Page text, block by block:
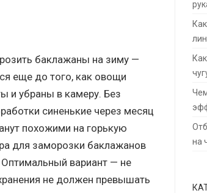
баклажаны на зиму —
еще до того, как овощи
и убраны в камеру. Без
синенькие через месяц
похожими на горькую
для заморозки баклажанов
вариант — не
не должен превышать
на